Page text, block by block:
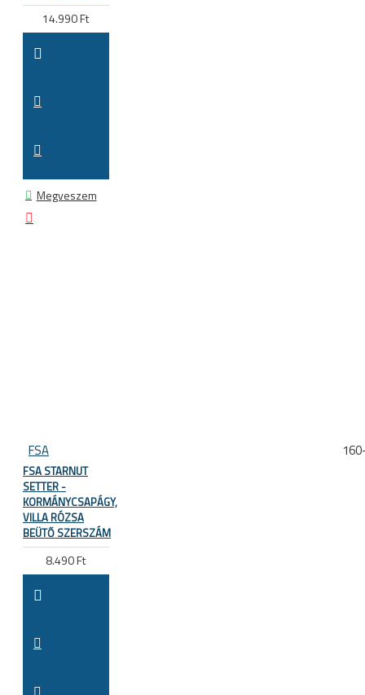
14.990 Ft
Megveszem
FSA
FSA STARNUT
SETTER -
KORMÁNYCSAPÁGY,
VILLA RÓZSA
BEÜTŐ SZERSZÁM
8.490 Ft